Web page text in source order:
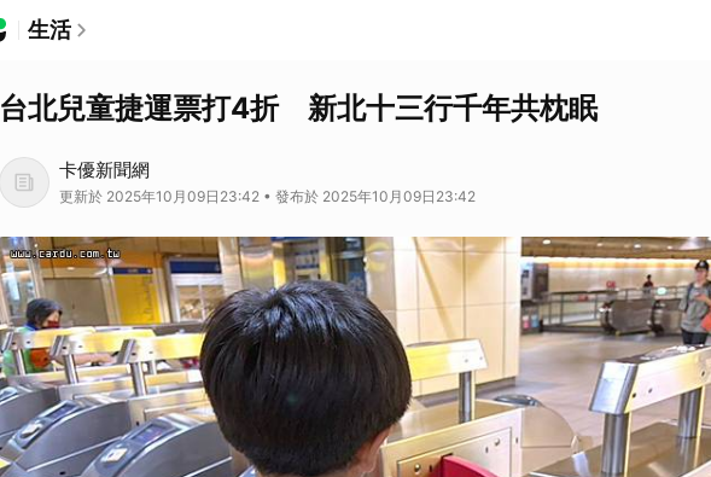
生活
台北兒童捷運票打4折 新北十三行千年共枕眠
卡優新聞網
更新於 2025年10月09日23:42 • 發布於 2025年10月09日23:42